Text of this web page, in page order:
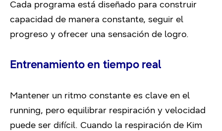
Cada programa está diseñado para construir
capacidad de manera constante, seguir el
progreso y ofrecer una sensación de logro.
Entrenamiento en tiempo real
Mantener un ritmo constante es clave en el
running, pero equilibrar respiración y velocidad
puede ser difícil. Cuando la respiración de Kim